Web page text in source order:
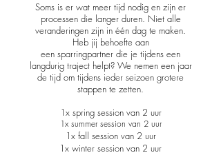
Soms is er wat meer tijd nodig en zijn er
processen die langer duren. Niet alle
veranderingen zijn in één dag te maken.
Heb jij behoefte aan
een sparringpartner die je tijdens een
langdurig traject helpt? We nemen een jaar
de tijd om tijdens ieder seizoen grotere
stappen te zetten.
1x spring session van 2 uur
1x summer session van 2 uur
1x fall session van 2 uur
1x winter session van 2 uur